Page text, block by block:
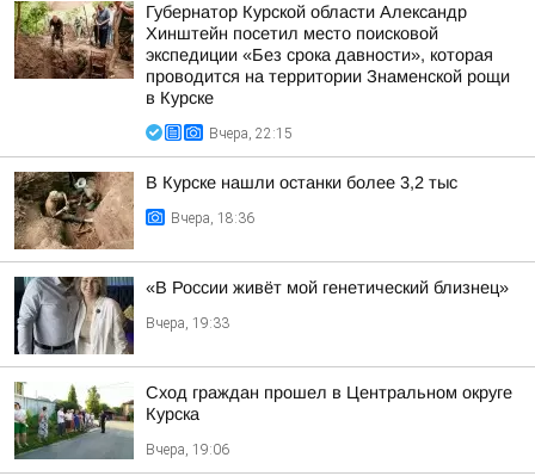
Губернатор Курской области Александр
Хинштейн посетил место поисковой
экспедиции «Без срока давности», которая
проводится на территории Знаменской рощи
в Курске
Вчера, 22:15
В Курске нашли останки более 3,2 тыс
Вчера, 18:36
«В России живёт мой генетический близнец»
Вчера, 19:33
Сход граждан прошел в Центральном округе
Курска
Вчера, 19:06